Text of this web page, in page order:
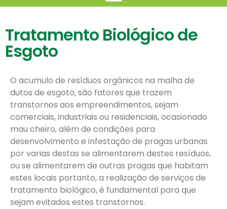
Tratamento Biológico de
Esgoto
O acumulo de resíduos orgânicos na malha de
dutos de esgoto, são fatores que trazem
transtornos aos empreendimentos, sejam
comerciais, industriais ou residenciais, ocasionado
mau cheiro, além de condições para
desenvolvimento e infestação de pragas urbanas
por varias destas se alimentarem destes resíduos,
ou se alimentarem de outras pragas que habitam
estes locais portanto, a realização de serviços de
tratamento biológico, é fundamental para que
sejam evitados estes transtornos.